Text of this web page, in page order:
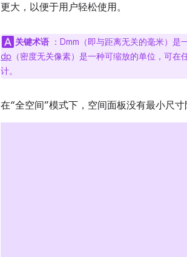
更大，以便于用户轻松使用。
关键术语 ：Dmm（即与距离无关的毫米）是
dp （密度无关像素）是一种可缩放的单位，可
计。
在“全空间”模式下，空间面板没有最小尺